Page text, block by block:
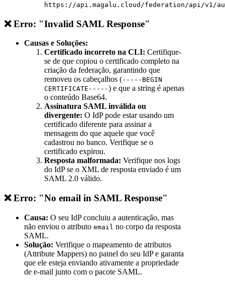
https://api.magalu.cloud/federation/api/v1/
❌ Erro: "Invalid SAML Response"
Causas e Soluções:
Certificado incorreto na CLI: Certifique-
se de que copiou o certificado completo na
criação da federação, garantindo que
removeu os cabeçalhos (-----BEGIN
CERTIFICATE-----) e que a string é apenas
o conteúdo Base64.
Assinatura SAML inválida ou
divergente: O IdP pode estar usando um
certificado diferente para assinar a
mensagem do que aquele que você
cadastrou no banco. Verifique se o
certificado expirou.
Resposta malformada: Verifique nos logs
do IdP se o XML de resposta enviado é um
SAML 2.0 válido.
❌ Erro: "No email in SAML Response"
Causa: O seu IdP concluiu a autenticação, mas
não enviou o atributo email no corpo da resposta
SAML.
Solução: Verifique o mapeamento de atributos
(Attribute Mappers) no painel do seu IdP e garanta
que ele esteja enviando ativamente a propriedade
de e-mail junto com o pacote SAML.